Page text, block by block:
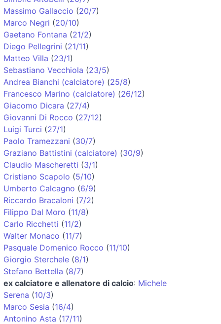
Massimo Gallaccio (20/7)
Marco Negri (20/10)
Gaetano Fontana (21/2)
Diego Pellegrini (21/11)
Matteo Villa (23/1)
Sebastiano Vecchiola (23/5)
Andrea Bianchi (calciatore) (25/8)
Francesco Marino (calciatore) (26/12)
Giacomo Dicara (27/4)
Giovanni Di Rocco (27/12)
Luigi Turci (27/1)
Paolo Tramezzani (30/7)
Graziano Battistini (calciatore) (30/9)
Claudio Mascheretti (3/1)
Cristiano Scapolo (5/10)
Umberto Calcagno (6/9)
Riccardo Bracaloni (7/2)
Filippo Dal Moro (11/8)
Carlo Ricchetti (11/2)
Walter Monaco (11/7)
Pasquale Domenico Rocco (11/10)
Giorgio Sterchele (8/1)
Stefano Bettella (8/7)
ex calciatore e allenatore di calcio: Michele
Serena (10/3)
Marco Sesia (16/4)
Antonino Asta (17/11)